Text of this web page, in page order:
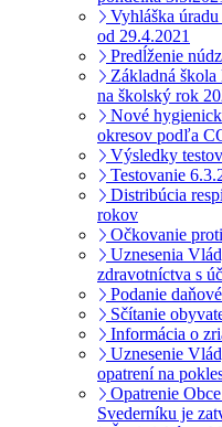
Vyhláška
od 29.4.2021
Predĺženie
Základná
na školský rok
Nové
okresov podľa
Výsledky
Testovanie
Distribúcia
rokov
Očkovanie
Uznesenia
zdravotníctva s
Podanie
Sčítanie
Informácia o
Uznesenie
opatrení na
Opatrenie
Svederníku je